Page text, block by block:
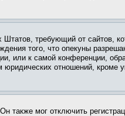
требующий от сайтов,
того, что опекуны
или к самой конференции,
юридических отношений, кроме
также мог отключить